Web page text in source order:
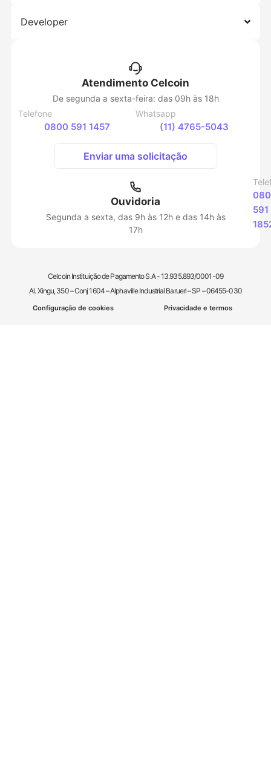
Developer
Atendimento Celcoin
De segunda a sexta-feira: das 09h às 18h
Telefone
0800 591 1457
Whatsapp
(11) 4765-5043
Enviar uma solicitação
Ouvidoria
Segunda a sexta, das 9h às 12h e das 14h às
17h
591
Celcoin Instituição de Pagamento S.A - 13.935.893/0001-09
Al. Xingu, 350 – Conj 1604 – Alphaville Industrial Barueri – SP – 06455-030
Configuração de cookies Privacidade e termos